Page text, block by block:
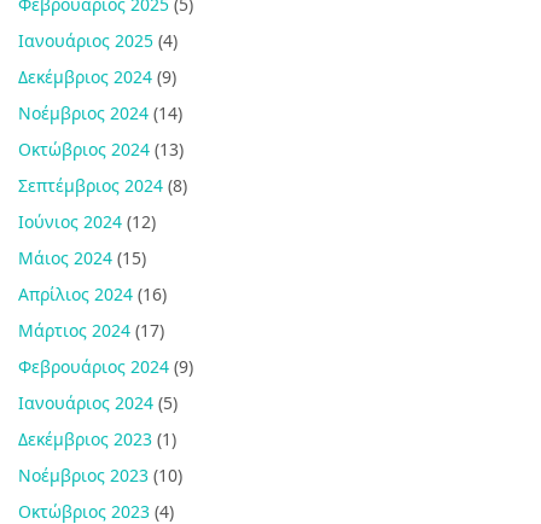
Ιανουάριος 2025 (4)
Δεκέμβριος 2024 (9)
Νοέμβριος 2024 (14)
Οκτώβριος 2024 (13)
Σεπτέμβριος 2024 (8)
Ιούνιος 2024 (12)
Μάιος 2024 (15)
Απρίλιος 2024 (16)
Μάρτιος 2024 (17)
Φεβρουάριος 2024 (9)
Ιανουάριος 2024 (5)
Δεκέμβριος 2023 (1)
Νοέμβριος 2023 (10)
Οκτώβριος 2023 (4)